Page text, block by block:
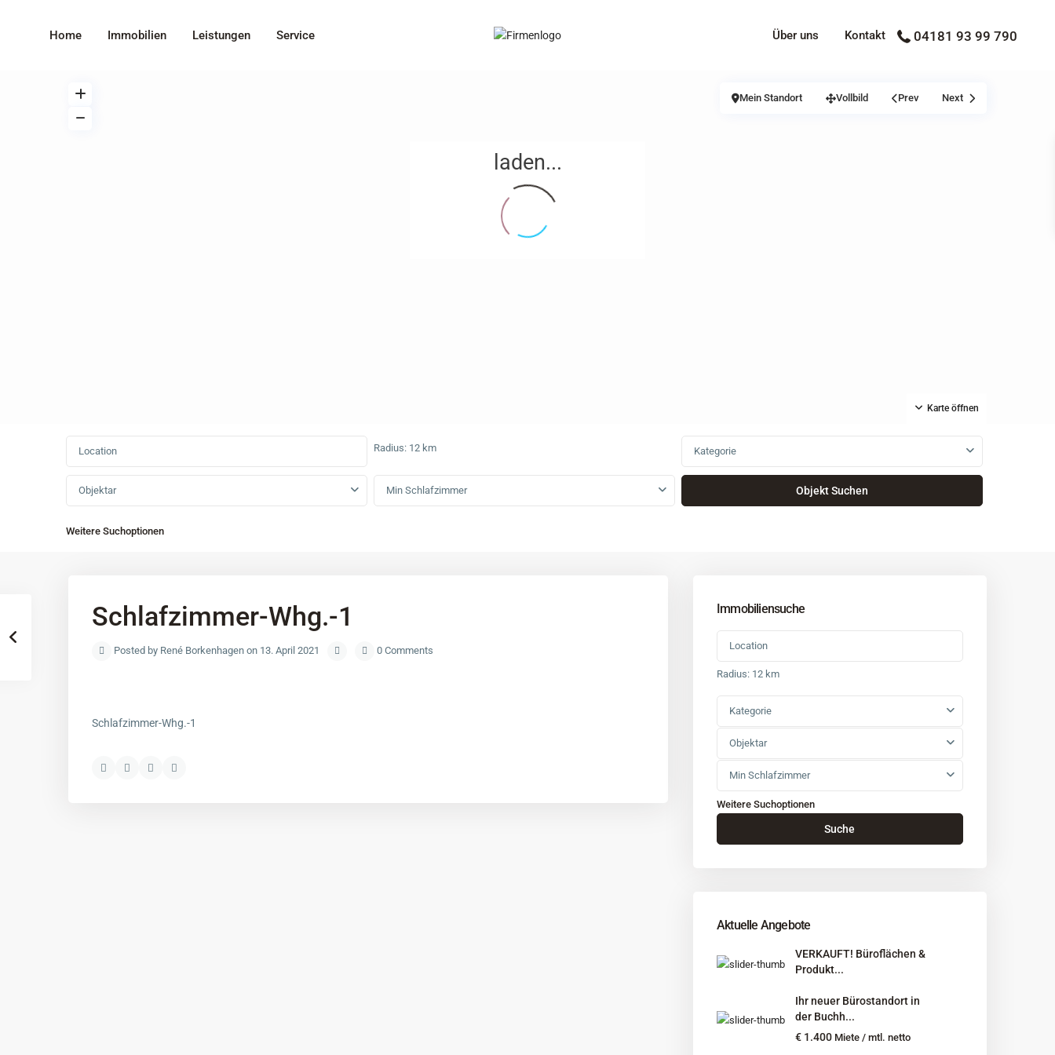
Home Immobilien Leistungen Service Über uns Kontakt 04181 93 99 790
laden...
Karte öffnen
Mein Standort Vollbild Prev Next
Radius: 12 km Kategorie
Objektar Min Schlafzimmer
Weitere Suchoptionen
Schlafzimmer-Whg.-1
Posted by René Borkenhagen on 13. April 2021 0 Comments
Schlafzimmer-Whg.-1
Immobiliensuche
Radius: 12 km
Kategorie
Objektar
Min Schlafzimmer
Weitere Suchoptionen
Suche
Aktuelle Angebote
VERKAUFT! Büroflächen &
Produkt...
Ihr neuer Bürostandort in
der Buchh...
€ 1.400 Miete / mtl. netto